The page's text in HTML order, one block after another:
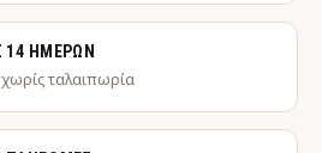
14 ΗΜΕΡΏΝ
ταλαιπωρία